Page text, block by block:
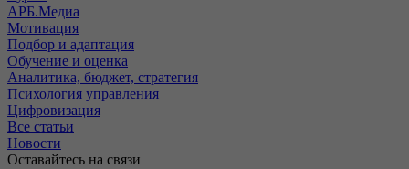
АРБ.Медиа
Мотивация
Подбор и адаптация
Обучение и оценка
Аналитика, бюджет, стратегия
Психология управления
Цифровизация
Все статьи
Новости
Оставайтесь на связи